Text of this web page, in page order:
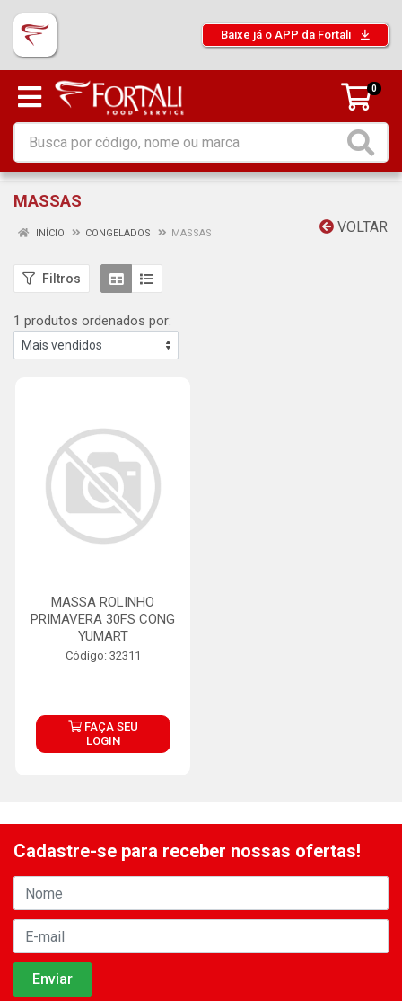
Baixe já o APP da Fortali
0
MASSAS
VOLTAR
INÍCIO CONGELADOS MASSAS
Filtros
1 produtos ordenados por:
MASSA ROLINHO
PRIMAVERA 30FS CONG
YUMART
Código: 32311
FAÇA SEU
LOGIN
Cadastre-se para receber nossas ofertas!